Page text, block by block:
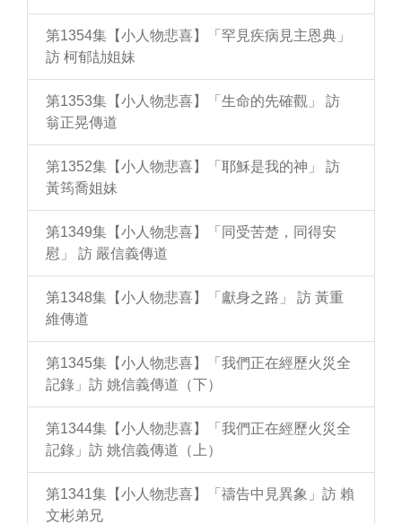
第1354集【小人物悲喜】「罕見疾病見主恩典」
訪 柯郁劼姐妹
第1353集【小人物悲喜】「生命的先確觀」 訪
翁正晃傳道
第1352集【小人物悲喜】「耶穌是我的神」 訪
黃筠喬姐妹
第1349集【小人物悲喜】「同受苦楚，同得安
慰」 訪 嚴信義傳道
第1348集【小人物悲喜】「獻身之路」 訪 黃重
維傳道
第1345集【小人物悲喜】「我們正在經歷火災全
記錄」訪 姚信義傳道（下）
第1344集【小人物悲喜】「我們正在經歷火災全
記錄」訪 姚信義傳道（上）
第1341集【小人物悲喜】「禱告中見異象」訪 賴
文彬弟兄